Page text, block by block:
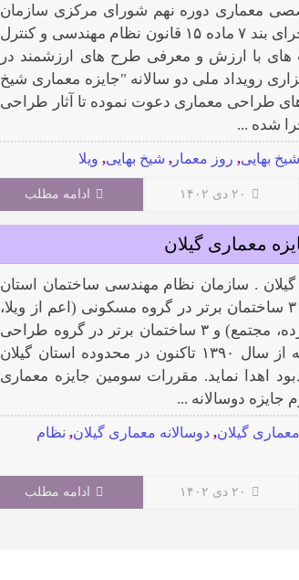
معماری دوره نهم شورای مرکزی سازمان
نظام مهندسی ساختمان در راستای اجرای بند ۷ ماده ۱۵ قانون نظام مهندسی و کنترل
های با ارزش و معرفی طرح های ارزشمند در
رویداد ملی دو سالانه "جایزه معماری شیخ
طراحی معماری دعوت نموده تا آثار طراحی
بهایی, روز معمار, شیخ بهایی, ویلا
۲۰ دی ۱۴۰۲ ادامه مطلب
معماری گیلان
. سازمان نظام مهندسی ساختمان استان
گیلان در نظر دارد از طریق داوری به ۳ ساختمان برتر در گروه مسکونی (اعم از ویلا،
تک واحدی، آپارتمانی، اشتراکی، گسترده، مجتمع) و ۳ ساختمان برتر در گروه طراحی
داخلی و بازسازی (همه کاربری ها) که از سال ۱۳۹۰ تاکنون در محدوده استان گیلان
اهدا نماید. مقررات سومین جایزه معماری
جایزه دوسالانه ...
گیلان,دوسالانه معماری گیلان, نظام
۲۰ دی ۱۴۰۲ ادامه مطلب